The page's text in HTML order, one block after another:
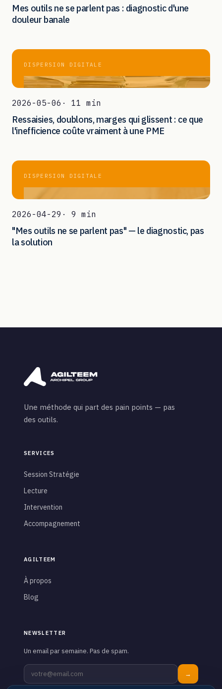
Mes outils ne se parlent pas : diagnostic d'une
douleur banale
DISPERSION DIGITALE
2026-05-06 · 11 min
Ressaisies, doublons, marges qui glissent : ce que
l'inefficience coûte vraiment à une PME
DISPERSION DIGITALE
2026-04-29 · 9 min
"Mes outils ne se parlent pas" — le diagnostic, pas
la solution
Une méthode qui part des pain points — pas
des outils.
SERVICES
Session Stratégie
Lecture
Intervention
Accompagnement
AGILTEEM
À propos
Blog
NEWSLETTER
Un email par semaine. Pas de spam.
→